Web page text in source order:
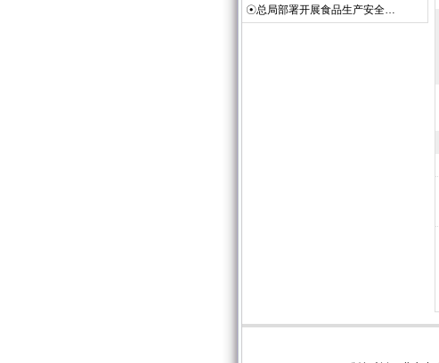
☉总局部署开展食品生产安全…